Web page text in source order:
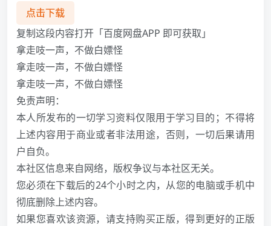
点击下载
复制这段内容打开「百度网盘APP 即可获取」
拿走吱一声，不做白嫖怪
拿走吱一声，不做白嫖怪
拿走吱一声，不做白嫖怪
免责声明：
本人所发布的一切学习资料仅限用于学习目的；不得将
上述内容用于商业或者非法用途，否则，一切后果请用
户自负。
本社区信息来自网络，版权争议与本社区无关。
您必须在下载后的24个小时之内，从您的电脑或手机中
彻底删除上述内容。
如果您喜欢该资源，请支持购买正版，得到更好的正版